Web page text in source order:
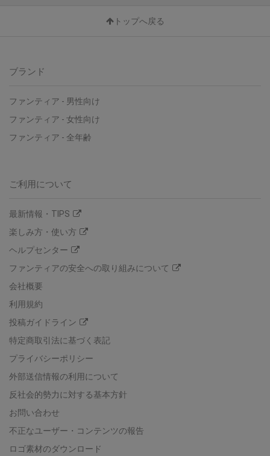
トップへ戻る
ブランド
ファンティア - 男性向け
ファンティア - 女性向け
ファンティア - 全年齢
ご利用について
最新情報・TIPS
楽しみ方・使い方
ヘルプセンター
ファンティアの安全への取り組みについて
会社概要
利用規約
投稿ガイドライン
特定商取引法に基づく表記
プライバシーポリシー
外部送信情報の利用について
反社会的勢力に対する基本方針
お問い合わせ
不正なユーザー・コンテンツの報告
ロゴ素材のダウンロード